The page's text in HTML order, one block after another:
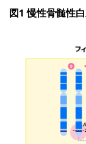
図1 慢性骨髄性